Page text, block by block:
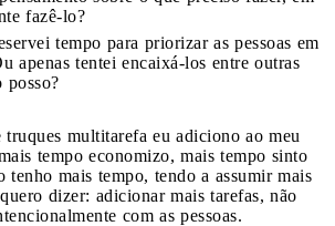
fazê-lo?
tempo para priorizar as pessoas em
apenas tentei encaixá-los entre outras
posso?
truques multitarefa eu adiciono ao meu
tempo economizo, mais tempo sinto
tenho mais tempo, tendo a assumir mais
dizer: adicionar mais tarefas, não
com as pessoas.